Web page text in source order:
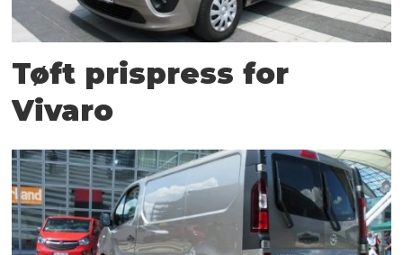
Tøft prispress for
Vivaro